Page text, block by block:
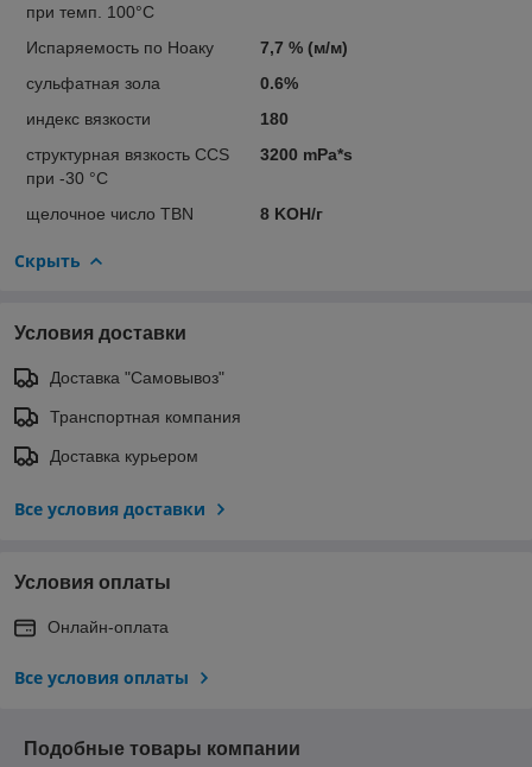
при темп. 100°C
Испаряемость по Ноаку
7,7 % (м/м)
сульфатная зола
0.6%
индекс вязкости
180
структурная вязкость CCS
при -30 °C
3200 mPa*s
щелочное число TBN 8 KOH/г
Скрыть
Условия доставки
Доставка "Самовывоз"
Транспортная компания
Доставка курьером
Все условия доставки
Условия оплаты
Онлайн-оплата
Все условия оплаты
Подобные товары компании